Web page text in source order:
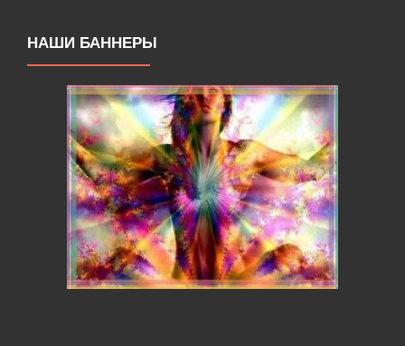
НАШИ БАННЕРЫ